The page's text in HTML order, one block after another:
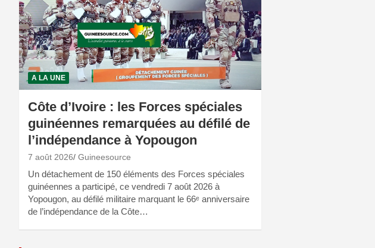
A LA UNE
Côte d’Ivoire : les Forces spéciales
guinéennes remarquées au défilé de
l’indépendance à Yopougon
7 août 2026 Guineesource
Un détachement de 150 éléments des Forces spéciales
guinéennes a participé, ce vendredi 7 août 2026 à
Yopougon, au défilé militaire marquant le 66ᵉ anniversaire
de l’indépendance de la Côte…